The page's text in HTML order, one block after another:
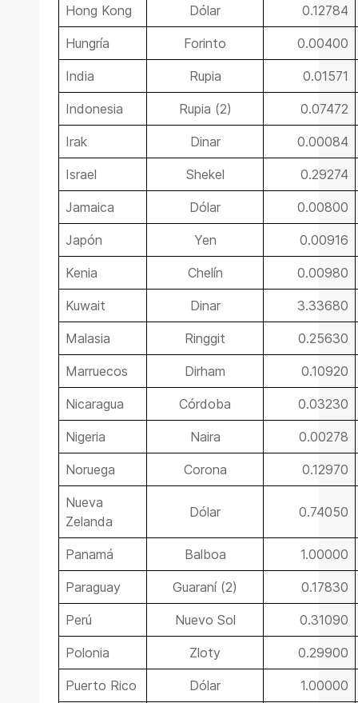
Hong Kong Dólar 0.12784
Hungría Forinto 0.00400
India Rupia 0.01571
Indonesia Rupia (2) 0.07472
Irak Dinar 0.00084
Israel Shekel 0.29274
Jamaica Dólar 0.00800
Japón Yen 0.00916
Kenia Chelín 0.00980
Kuwait Dinar 3.33680
Malasia Ringgit 0.25630
Marruecos Dirham 0.10920
Nicaragua Córdoba 0.03230
Nigeria Naira 0.00278
Noruega Corona 0.12970
Nueva
Zelanda
Dólar 0.74050
Panamá Balboa 1.00000
Paraguay Guaraní (2) 0.17830
Perú Nuevo Sol 0.31090
Polonia Zloty 0.29900
Puerto Rico Dólar 1.00000